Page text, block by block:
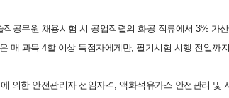
직공무원 채용시험 시 공업직렬의 화공 직류에서 3% 가
매 과목 4할 이상 득점자에게만, 필기시험 시행 전일까
의한 안전관리자 선임자격, 액화석유가스 안전관리 및